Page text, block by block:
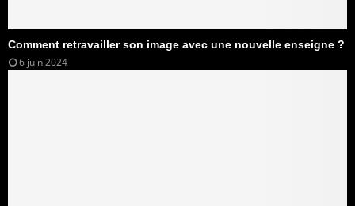
Comment retravailler son image avec une nouvelle enseigne ?
6 juin 2024